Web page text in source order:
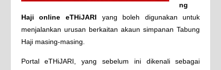
ng
Haji online eTHiJARI yang boleh digunakan untuk
menjalankan urusan berkaitan akaun simpanan Tabung
Haji masing-masing.
Portal eTHiJARI, yang sebelum ini dikenali sebagai